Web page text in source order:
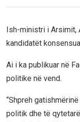
Ish-ministri i Arsimit,
kandidatët
Ai i ka publikuar në
politike në vend.
“Shpreh
politik dhe të